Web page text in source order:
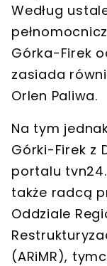
Według
Górka-Firek
zasiada
Orlen Paliwa.
Na tym
Górki-Firek z
portalu
także radcą
Oddziale
(ARiMR),